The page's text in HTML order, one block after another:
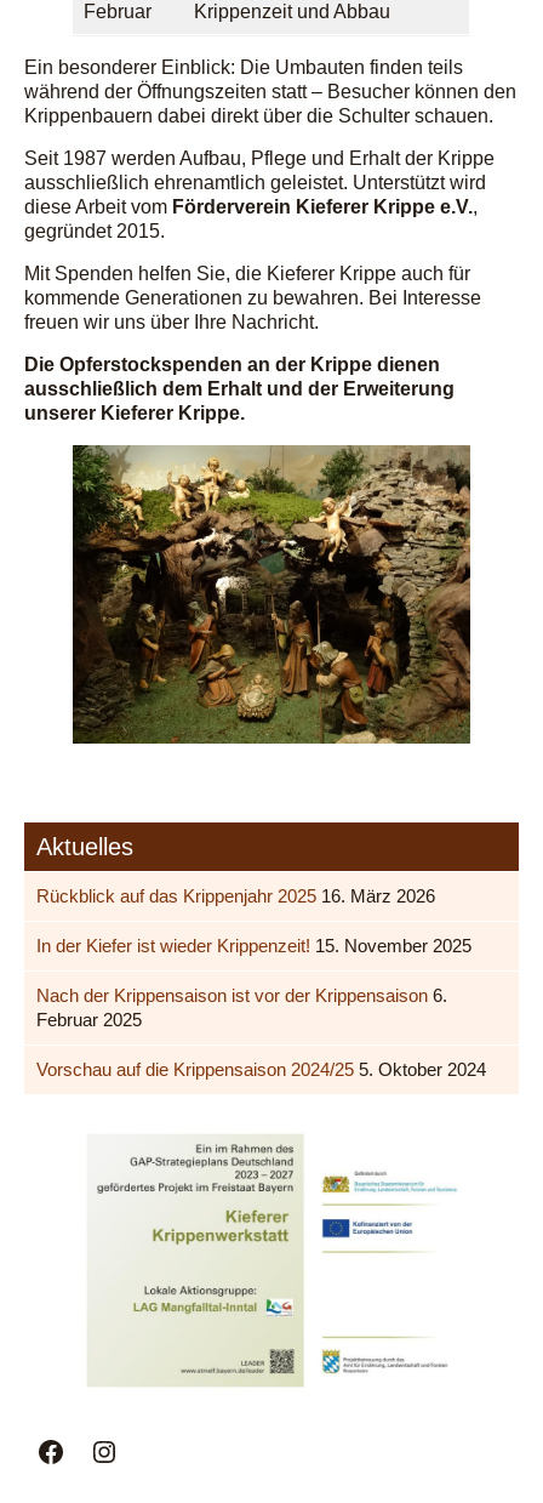
Februar
Krippenzeit und Abbau
Ein besonderer Einblick: Die Umbauten finden teils
während der Öffnungszeiten statt – Besucher können den
Krippenbauern dabei direkt über die Schulter schauen.
Seit 1987 werden Aufbau, Pflege und Erhalt der Krippe
ausschließlich ehrenamtlich geleistet. Unterstützt wird
diese Arbeit vom Förderverein Kieferer Krippe e.V.,
gegründet 2015.
Mit Spenden helfen Sie, die Kieferer Krippe auch für
kommende Generationen zu bewahren. Bei Interesse
freuen wir uns über Ihre Nachricht.
Die Opferstockspenden an der Krippe dienen
ausschließlich dem Erhalt und der Erweiterung
unserer Kieferer Krippe.
Aktuelles
Rückblick auf das Krippenjahr 2025 16. März 2026
In der Kiefer ist wieder Krippenzeit! 15. November 2025
Nach der Krippensaison ist vor der Krippensaison 6.
Februar 2025
Vorschau auf die Krippensaison 2024/25 5. Oktober 2024
FacebookInstagram